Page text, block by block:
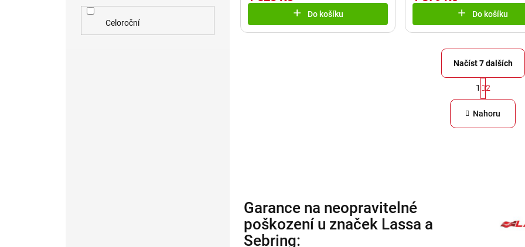
Celoroční
Do košíku Do košíku
O
v
l
Načíst 7 dalších
S
t
r
á
1 2
Nahoru
Garance na neopravitelné
poškození u značek Lassa a
Sebring: